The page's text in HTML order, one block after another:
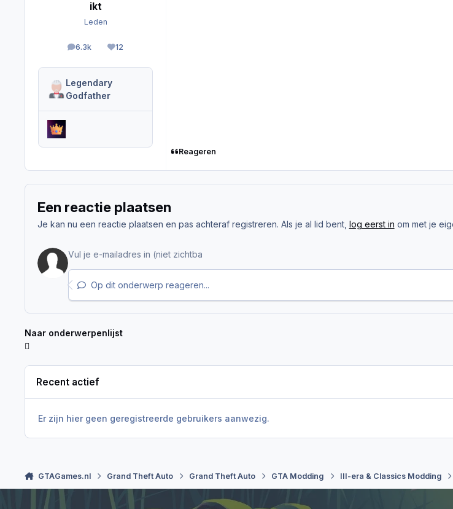
ikt
Leden
6.3k
berichten12
Reputation
Legendary
Godfather
Reageren
Een reactie plaatsen
Je kan nu een reactie plaatsen en pas achteraf registreren. Als je al lid bent, log eerst in om met je
Op dit onderwerp reageren...
Naar onderwerpenlijst
Recent actief
Er zijn hier geen geregistreerde gebruikers aanwezig.
GTAGames.nl Grand Theft Auto Grand Theft Auto GTA Modding III-era & Classics Modding